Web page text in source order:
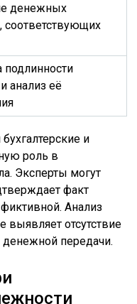
денежных
соответствующих
подлинности
анализ её
и
роль в
Эксперты могут
факт
Анализ
отсутствие
передачи.